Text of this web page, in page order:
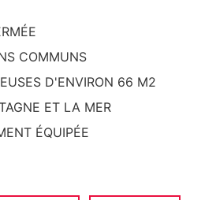
COMMUNS
D'ENVIRON 66 M2
ET LA MER
ÉQUIPÉE